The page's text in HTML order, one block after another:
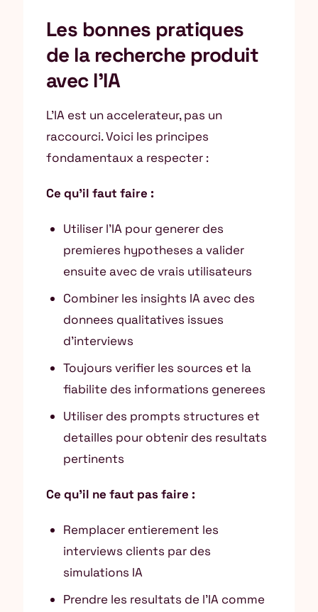
Les bonnes pratiques
de la recherche produit
avec l’IA
L’IA est un accelerateur, pas un
raccourci. Voici les principes
fondamentaux a respecter :
Ce qu’il faut faire :
Utiliser l’IA pour generer des
premieres hypotheses a valider
ensuite avec de vrais utilisateurs
Combiner les insights IA avec des
donnees qualitatives issues
d’interviews
Toujours verifier les sources et la
fiabilite des informations generees
Utiliser des prompts structures et
detailles pour obtenir des resultats
pertinents
Ce qu’il ne faut pas faire :
Remplacer entierement les
interviews clients par des
simulations IA
Prendre les resultats de l’IA comme